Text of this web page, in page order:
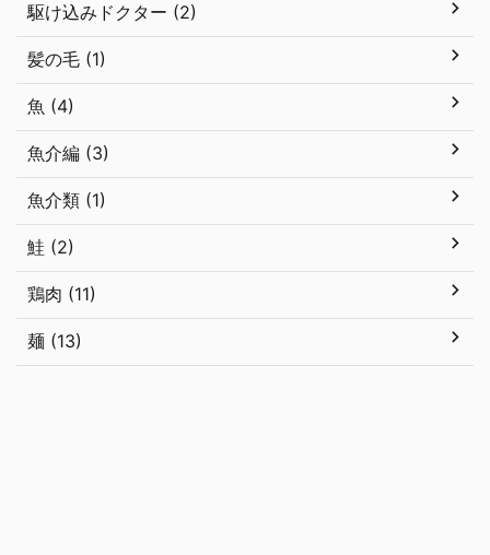
駆け込みドクター (2)
髪の毛 (1)
魚 (4)
魚介編 (3)
魚介類 (1)
鮭 (2)
鶏肉 (11)
麺 (13)